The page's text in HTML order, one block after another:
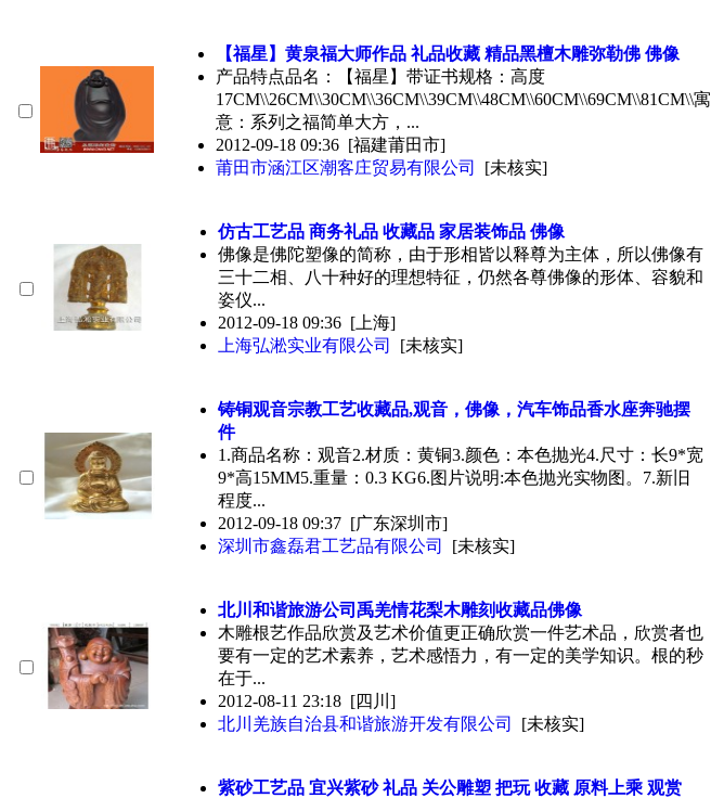
【福星】黄泉福大师作品 礼品收藏 精品黑檀木雕弥勒佛 佛像
产品特点品名：【福星】带证书规格：高度
17CM\\26CM\\30CM\\36CM\\39CM\\48CM\\60CM\\69CM\\81CM\\寓
意：系列之福简单大方，...
2012-09-18 09:36 [福建莆田市]
莆田市涵江区潮客庄贸易有限公司
[未核实]
仿古工艺品 商务礼品 收藏品 家居装饰品 佛像
佛像是佛陀塑像的简称，由于形相皆以释尊为主体，所以佛像有
三十二相、八十种好的理想特征，仍然各尊佛像的形体、容貌和
姿仪...
2012-09-18 09:36 [上海]
上海弘淞实业有限公司
[未核实]
铸铜观音宗教工艺收藏品,观音，佛像，汽车饰品香水座奔驰摆
件
1.商品名称：观音2.材质：黄铜3.颜色：本色抛光4.尺寸：长9*宽
9*高15MM5.重量：0.3 KG6.图片说明:本色抛光实物图。7.新旧
程度...
2012-09-18 09:37 [广东深圳市]
深圳市鑫磊君工艺品有限公司
[未核实]
北川和谐旅游公司禹羌情花梨木雕刻收藏品佛像
木雕根艺作品欣赏及艺术价值更正确欣赏一件艺术品，欣赏者也
要有一定的艺术素养，艺术感悟力，有一定的美学知识。根的秒
在于...
2012-08-11 23:18 [四川]
北川羌族自治县和谐旅游开发有限公司
[未核实]
紫砂工艺品 宜兴紫砂 礼品 关公雕塑 把玩收藏 原料上乘 观赏